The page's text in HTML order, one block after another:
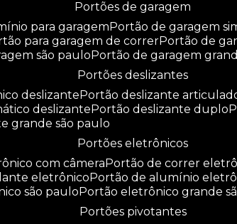
portões de garagem
para garagem portão de garagem
para garagem de correr portão de
são paulo
portão de garagem
portões deslizantes
deslizante portão deslizante
deslizante portão deslizante duplo
grande são paulo
portões eletrônicos
com câmera portão de correr
eletrônico portão de alumínio
são paulo
portão eletrônico grande
portões pivotantes